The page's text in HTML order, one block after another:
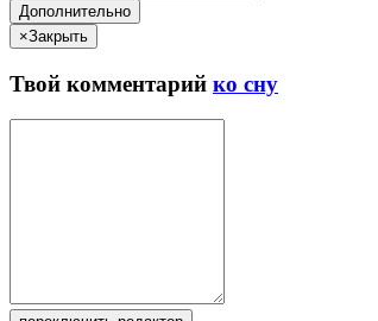
Дополнительно
×Закрыть
Твой комментарий ко сну